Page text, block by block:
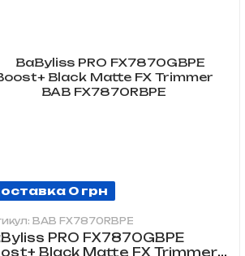
0 грн
BAB FX7870RBPE
PRO FX7870GBPE
Black Matte FX Trimmer